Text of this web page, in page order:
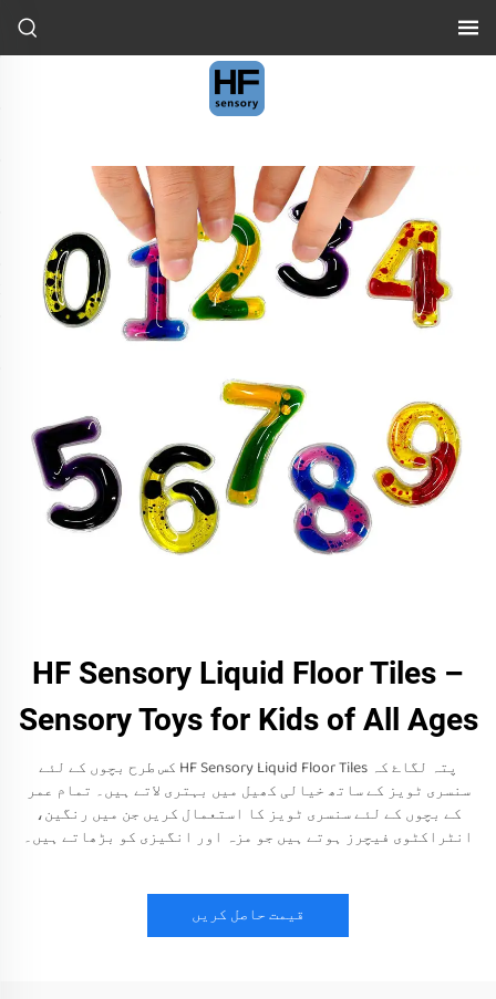
HF Sensory Liquid Floor Tiles –
Sensory Toys for Kids of All Ages
پتہ لگاۓ کہ HF Sensory Liquid Floor Tiles کس طرح بچوں کے لئے
سنسری ٹویز کے ساتھ خیالی کھیل میں بہتری لاتے ہیں۔ تمام عمر
کے بچوں کے لئے سنسری ٹویز کا استعمال کریں جن میں رنگین،
انٹراکٹوی فیچرز ہوتے ہیں جو مزہ اور انگیزی کو بڑھاتے ہیں۔
قیمت حاصل کریں